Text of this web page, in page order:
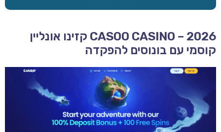
CASOO CASINO – 2026 קזינו אונליין
קוסמי עם בונוסים להפקדה